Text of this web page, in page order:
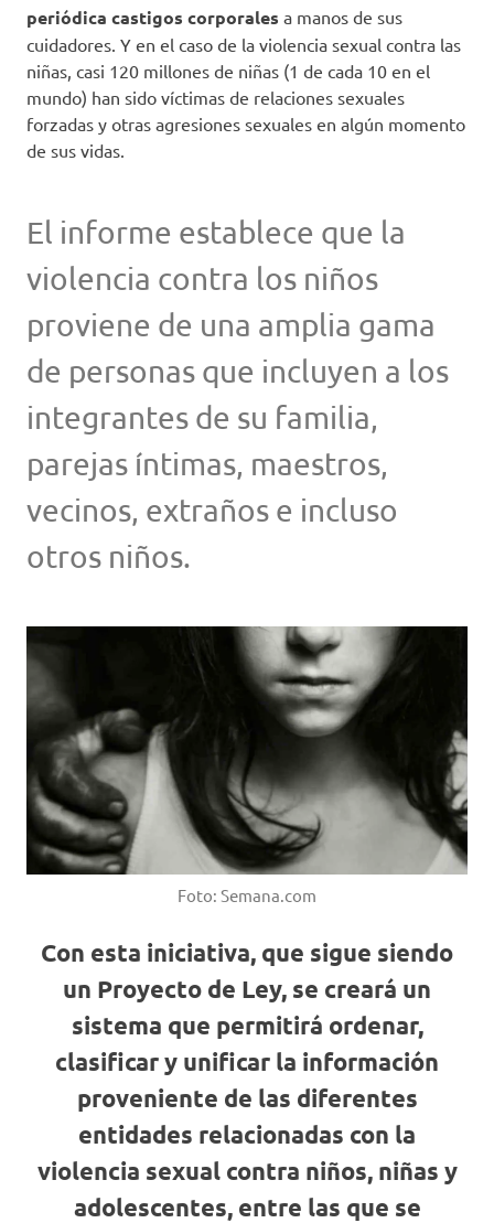
periódica castigos corporales a manos de sus
cuidadores. Y en el caso de la violencia sexual contra las
niñas, casi 120 millones de niñas (1 de cada 10 en el
mundo) han sido víctimas de relaciones sexuales
forzadas y otras agresiones sexuales en algún momento
de sus vidas.
El informe establece que la
violencia contra los niños
proviene de una amplia gama
de personas que incluyen a los
integrantes de su familia,
parejas íntimas, maestros,
vecinos, extraños e incluso
otros niños.
Foto: Semana.com
Con esta iniciativa, que sigue siendo
un Proyecto de Ley, se creará un
sistema que permitirá ordenar,
clasificar y unificar la información
proveniente de las diferentes
entidades relacionadas con la
violencia sexual contra niños, niñas y
adolescentes, entre las que se